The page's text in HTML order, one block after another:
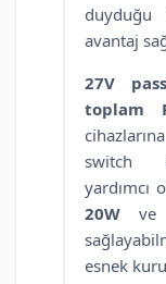
avantaj
27V
toplam
switch
yardımcı
20W ve
esnek